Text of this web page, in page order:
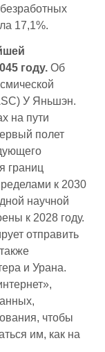
17,1%.
году. Об
У Яньшэн.
на пути
полет
границ
к 2030
научной
к 2028 году.
отправить
и Урана.
чтобы
им, как на